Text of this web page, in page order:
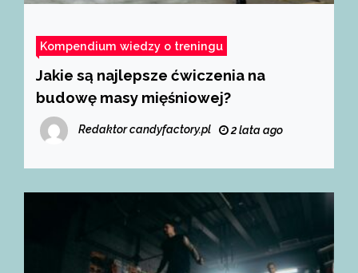
Kompendium wiedzy o treningu
Jakie są najlepsze ćwiczenia na
budowę masy mięśniowej?
Redaktor candyfactory.pl 2 lata ago